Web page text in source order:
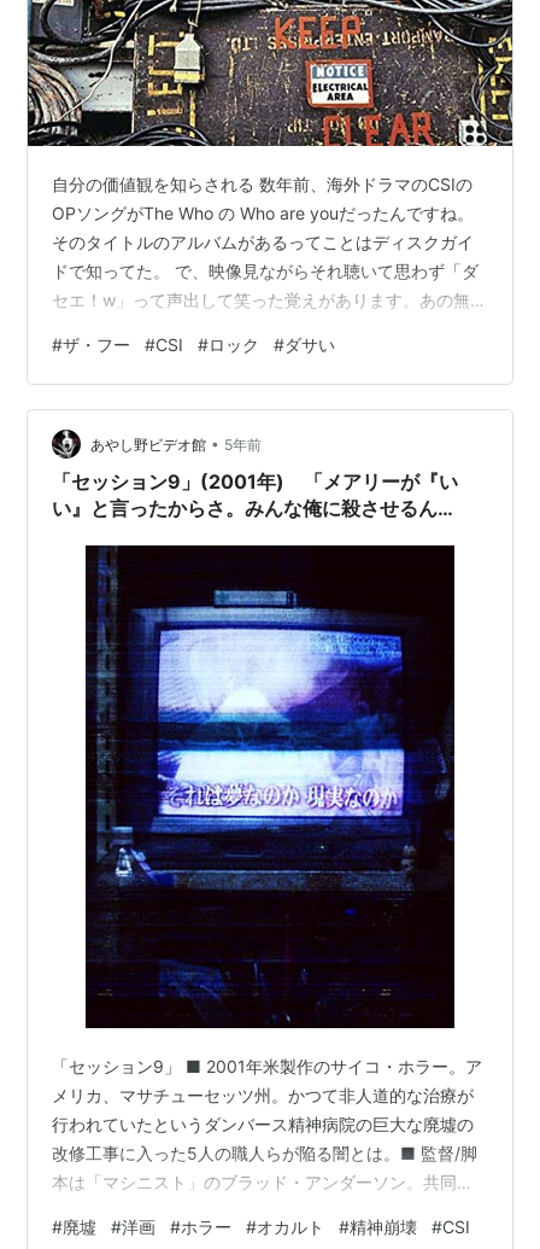
自分の価値観を知らされる 数年前、海外ドラマのCSIの
OPソングがThe Who の Who are youだったんですね。
そのタイトルのアルバムがあるってことはディスクガイ
ドで知ってた。 で、映像見ながらそれ聴いて思わず「ダ
セエ！w」って声出して笑った覚えがあります。あの無理
た痕跡があるのに、コーラスがサイケハモリ的なことと
か色んな要素があると思うのですが。
www.youtube.com 振り向かないことさ The Whoの初期
はApplemusicで入れてますし。 ピート・タウンゼントフ
ァンですし。 あのドラマに使ったのが悪い方に絶妙…
#ザ・フー #CSI #ロック #ダサい
あやし野ビデオ館 • 5年前
「セッション9」(2001年) 「メアリーが『い
い』と言ったからさ。みんな俺に殺させるん
「セッション9」 ■ 2001年米製作のサイコ・ホラー。ア
メリカ、マサチューセッツ州。かつて非人道的な治療が
行われていたというダンバース精神病院の巨大な廃墟の
改修工事に入った5人の職人らが陥る闇とは。■ 監督/脚
本は「マシニスト」のブラッド・アンダーソン。共同脚
ードン(ピーター・ミュラン)、フィル(デヴィッド・カル
#廃墟 #洋画 #ホラー #オカルト #精神崩壊 #CSI